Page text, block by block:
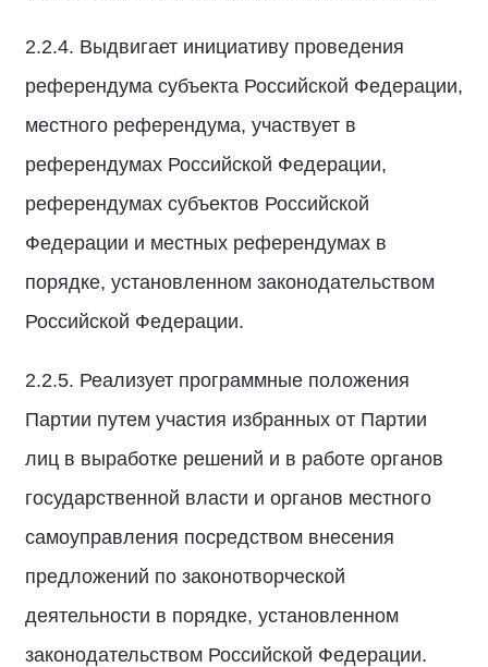
2.2.4. Выдвигает инициативу проведения
референдума субъекта Российской Федерации,
местного референдума, участвует в
референдумах Российской Федерации,
референдумах субъектов Российской
Федерации и местных референдумах в
порядке, установленном законодательством
Российской Федерации.
2.2.5. Реализует программные положения
Партии путем участия избранных от Партии
лиц в выработке решений и в работе органов
государственной власти и органов местного
самоуправления посредством внесения
предложений по законотворческой
деятельности в порядке, установленном
законодательством Российской Федерации.